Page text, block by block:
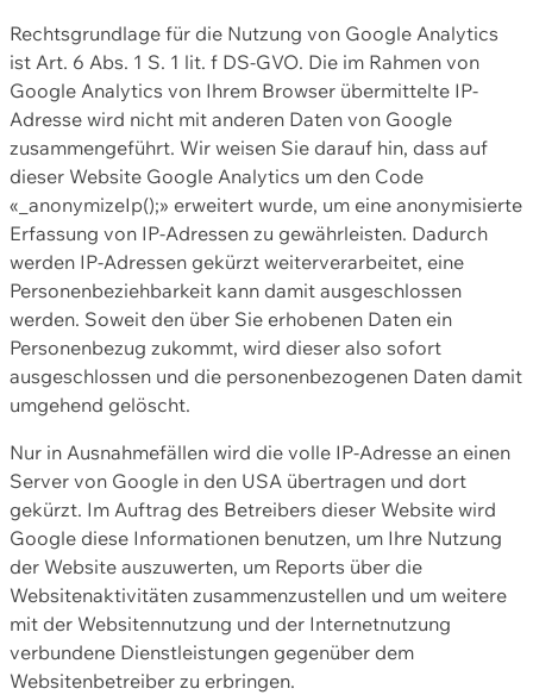
Rechtsgrundlage für die Nutzung von Google Analytics
ist Art. 6 Abs. 1 S. 1 lit. f DS-GVO. Die im Rahmen von
Google Analytics von Ihrem Browser übermittelte IP-
Adresse wird nicht mit anderen Daten von Google
zusammengeführt. Wir weisen Sie darauf hin, dass auf
dieser Website Google Analytics um den Code
«_anonymizeIp();» erweitert wurde, um eine anonymisierte
Erfassung von IP-Adressen zu gewährleisten. Dadurch
werden IP-Adressen gekürzt weiterverarbeitet, eine
Personenbeziehbarkeit kann damit ausgeschlossen
werden. Soweit den über Sie erhobenen Daten ein
Personenbezug zukommt, wird dieser also sofort
ausgeschlossen und die personenbezogenen Daten damit
umgehend gelöscht.
Nur in Ausnahmefällen wird die volle IP-Adresse an einen
Server von Google in den USA übertragen und dort
gekürzt. Im Auftrag des Betreibers dieser Website wird
Google diese Informationen benutzen, um Ihre Nutzung
der Website auszuwerten, um Reports über die
Websitenaktivitäten zusammenzustellen und um weitere
mit der Websitennutzung und der Internetnutzung
verbundene Dienstleistungen gegenüber dem
Websitenbetreiber zu erbringen.